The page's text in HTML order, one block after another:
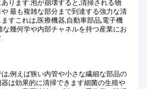
ります.泡が崩壊すると,清掃される物
最も複雑な部分まで到達する強力な清
すこれは,医療機器,自動車部品,電子機
な幾何学や内部チャネルを持つ産業にお
,例えば狭い内管や小さな繊細な部品の
は効果的に清掃できます細菌の生殖や